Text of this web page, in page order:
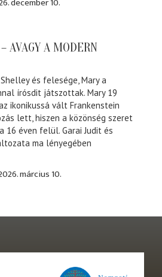
AVAGY A MODERN
és felesége, Mary a
írósdit játszottak. Mary 19
ikonikussá vált Frankenstein
lett, hiszen a közönség szeret
16 éven felül. Garai Judit és
ma lényegében
március 10.